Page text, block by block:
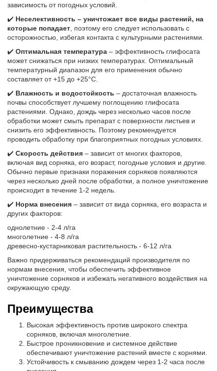
зависимость от погодных условий.
✔️ Неселективность – уничтожает все виды растений, на
которые попадает , поэтому его следует использовать с
осторожностью, избегая контакта с культурными растениями.
✔️ Оптимальная температура – эффективность глифосата
может снижаться при низких температурах. Оптимальный
температурный диапазон для его применения обычно
составляет от +15 до +25°C.
✔️ Влажность и водостойкость – достаточная влажность
почвы способствует лучшему поглощению глифосата
растениями. Однако, дождь через несколько часов после
обработки может смыть препарат с поверхности листьев и
снизить его эффективность. Поэтому рекомендуется
проводить обработку при благоприятных погодных условиях.
✔️ Скорость действия – зависит от многих факторов,
включая вид сорняка, его возраст, погодные условия и другие.
Обычно первые признаки поражения сорняков появляются
через несколько дней после обработки, а полное уничтожение
происходит в течение 1-2 недель.
✔️ Норма внесения – зависит от вида сорняка, его возраста и
других факторов:
однолетние - 2-4 л/га
многолетние - 4-8 л/га
древесно-кустарниковая растительность - 6-12 л/га
Важно придерживаться рекомендаций производителя по
нормам внесения, чтобы обеспечить эффективное
уничтожение сорняков и избежать негативного воздействия на
окружающую среду.
Преимущества
Высокая эффективность против широкого спектра
сорняков, включая многолетние.
Быстрое проникновение и системное действие
обеспечивают уничтожение растений вместе с корнями.
Устойчивость к смыванию дождем через 1-2 часа после